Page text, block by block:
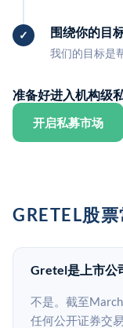
围绕你的目
我们的目标是
准备好进入机构级
开启私募市场
GRETEL股
Gretel是上市公
不是。截至
任何公开证券交